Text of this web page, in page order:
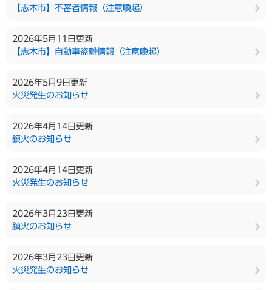
【志木市】不審者情報（注意喚起）
2026年5月11日更新
【志木市】自動車盗難情報（注意喚起）
2026年5月9日更新
火災発生のお知らせ
2026年4月14日更新
鎮火のお知らせ
2026年4月14日更新
火災発生のお知らせ
2026年3月23日更新
鎮火のお知らせ
2026年3月23日更新
火災発生のお知らせ